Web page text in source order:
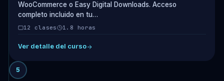
WooCommerce o Easy Digital Downloads. Acceso
completo incluido en tu…
12 clases 1.8 horas
Ver detalle del curso
5